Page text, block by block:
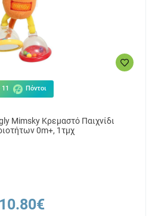
11 Πόντοι
Mimsky Κρεμαστό Παιχνίδι
0m+, 1τμχ
10.80€